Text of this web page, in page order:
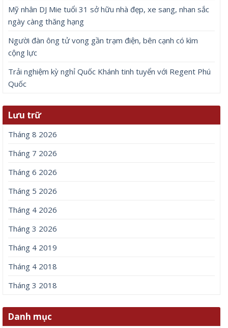
Mỹ nhân DJ Mie tuổi 31 sở hữu nhà đẹp, xe sang, nhan sắc
ngày càng thăng hạng
Người đàn ông tử vong gần trạm điện, bên cạnh có kìm
cộng lực
Trải nghiệm kỳ nghỉ Quốc Khánh tinh tuyển với Regent Phú
Quốc
Lưu trữ
Tháng 8 2026
Tháng 7 2026
Tháng 6 2026
Tháng 5 2026
Tháng 4 2026
Tháng 3 2026
Tháng 4 2019
Tháng 4 2018
Tháng 3 2018
Danh mục